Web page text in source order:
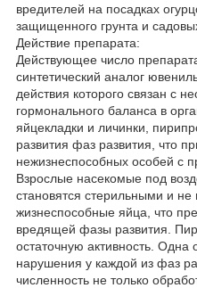
вредителей на посадках
защищенного грунта и
Действие препарата:
Действующее число
синтетический аналог
действия которого связан с
гормонального баланса в
яйцекладки и личинки,
развития фаз развития, что
нежизнеспособных особей с
Взрослые насекомые под
становятся стерильными и не
жизнеспособные яйца, что
вредящей фазы развития.
остаточную активность. Одна
нарушения у каждой из фаз
численность не только